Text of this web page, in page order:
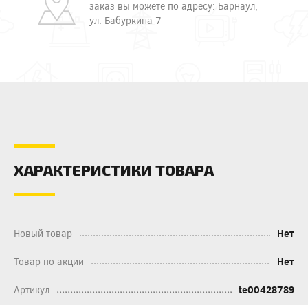
заказ вы можете по адресу: Барнаул,
ул. Бабуркина 7
ХАРАКТЕРИСТИКИ ТОВАРА
Новый товар Нет
Товар по акции Нет
Артикул te00428789